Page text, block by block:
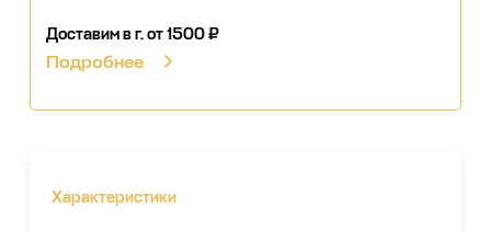
Доставим в г.от 1500 ₽
Подробнее
Характеристики